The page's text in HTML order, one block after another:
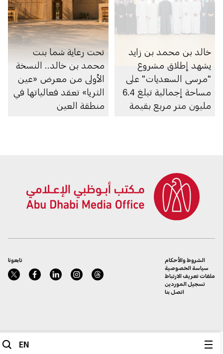
EN
خالد بن محمد بن زايد
يشهد إطلاق مشروع
"مرسى السعديات" على
مساحة إجمالية تبلغ 6.4
مليون متر مربع بقيمة
تحت رعاية شما بنت
محمد بن خالد.. النسخة
الأولى من معرض «عين
الثريا» تعقد فعالياتها في
منطقة العين
تابعونا
الشروط والأحكام
سياسة الخصوصية
ملفات تعريف الارتباط
تسجيل الموردين
اتصل بنا